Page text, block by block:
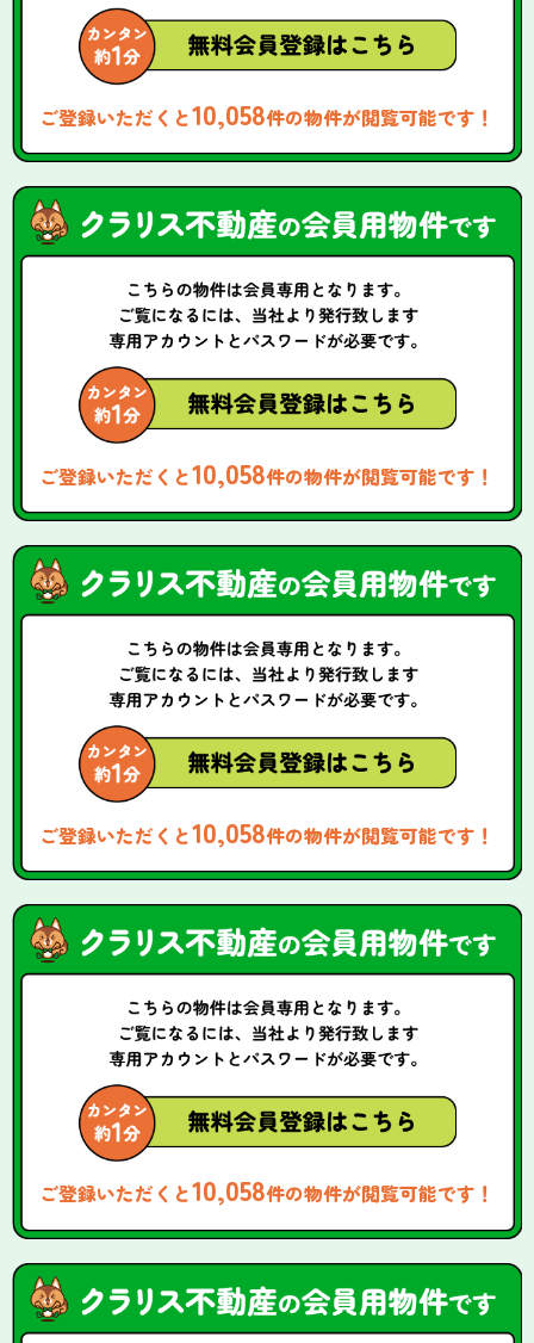
ご登録いただくと10,058件の物件が閲覧可能です！
ご登録いただくと10,058件の物件が閲覧可能です！
ご登録いただくと10,058件の物件が閲覧可能です！
ご登録いただくと10,058件の物件が閲覧可能です！